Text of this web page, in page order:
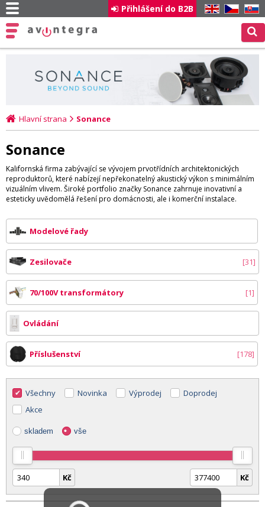
EN CZ SK
Přihlášení do B2B
Hlavní strana Sonance
Sonance
Kalifornská firma zabývající se vývojem prvotřídních architektonických
reproduktorů, které nabízejí nepřekonatelný akustický výkon s minimálním
vizuálním vlivem. Široké portfolio značky Sonance zahrnuje inovativní a
esteticky uvědomělá řešení pro domácnosti, ale i komerční instalace.
Modelové řady
Zesilovače 31
70/100V transformátory 1
Ovládání
Příslušenství 178
Všechny Novinka Výprodej
Doprodej
Akce
skladem vše
Kč Kč